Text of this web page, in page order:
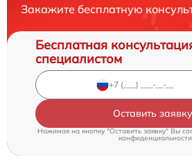
Закажите бесплатную
Бесплатная
специалистом
Оставить заявку
Нажимая на кнопку "Оставить заявку" Вы
конфиденциальности